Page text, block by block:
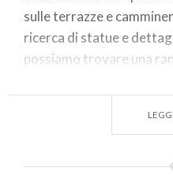
sulle terrazze e
ricerca di statue e
possiamo trovare una
all'ombra della